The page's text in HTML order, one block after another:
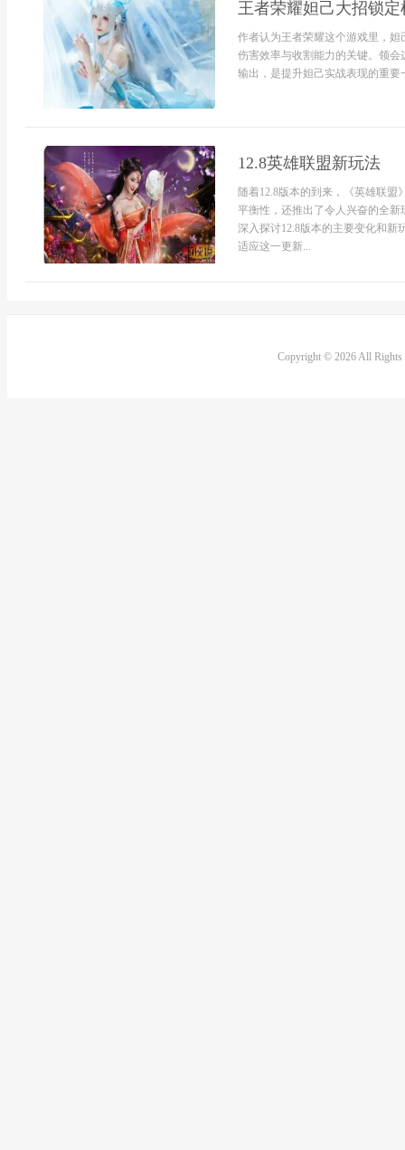
王者荣耀妲己大招锁
作者认为王者荣耀这个游戏里，
伤害效率与收割能力的关键。领
输出，是提升妲己实战表现的重要
12.8英雄联盟新玩法
随着12.8版本的到来，《英雄联
平衡性，还推出了令人兴奋的全
深入探讨12.8版本的主要变化和新
适应这一更新...
Copyright © 2026 All